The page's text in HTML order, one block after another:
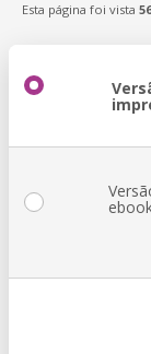
Esta página foi vista